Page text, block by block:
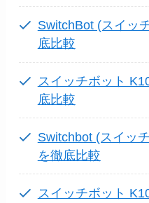
SwitchBot (スイッ
底比較
スイッチボット
底比較
Switchbot (スイッ
を徹底比較
スイッチボット